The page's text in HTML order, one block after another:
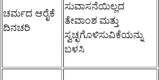
ಚರ್ಮದ ಆರೈಕೆ
ದಿನಚರಿ
ಸುವಾಸನೆಯಿಲ್ಲದ
ತೇವಾಂಶ ಮತ್ತು
ಸ್ವಚ್ಛಗೊಳಿಸುವಿಕೆಯನ್ನು
ಬಳಸಿ